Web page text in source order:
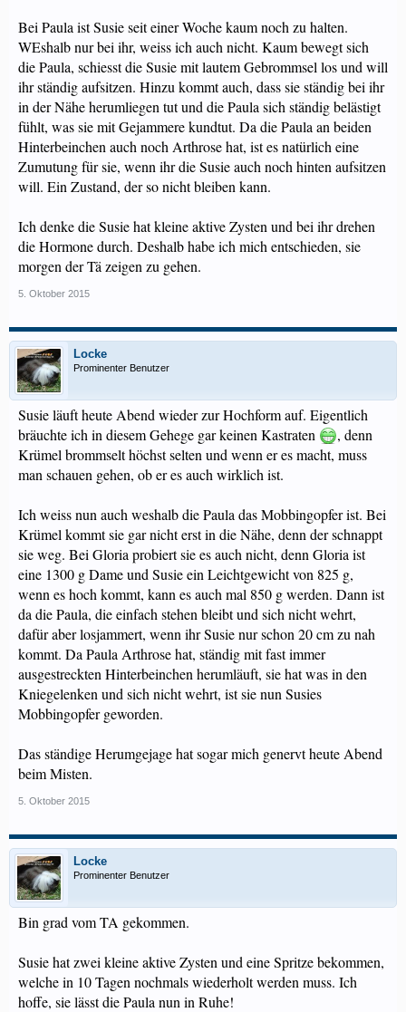
Bei Paula ist Susie seit einer Woche kaum noch zu halten.
WEshalb nur bei ihr, weiss ich auch nicht. Kaum bewegt sich
die Paula, schiesst die Susie mit lautem Gebrommsel los und will
ihr ständig aufsitzen. Hinzu kommt auch, dass sie ständig bei ihr
in der Nähe herumliegen tut und die Paula sich ständig belästigt
fühlt, was sie mit Gejammere kundtut. Da die Paula an beiden
Hinterbeinchen auch noch Arthrose hat, ist es natürlich eine
Zumutung für sie, wenn ihr die Susie auch noch hinten aufsitzen
will. Ein Zustand, der so nicht bleiben kann.
Ich denke die Susie hat kleine aktive Zysten und bei ihr drehen
die Hormone durch. Deshalb habe ich mich entschieden, sie
morgen der Tä zeigen zu gehen.
5. Oktober 2015
Locke
Prominenter Benutzer
Susie läuft heute Abend wieder zur Hochform auf. Eigentlich
bräuchte ich in diesem Gehege gar keinen Kastraten
, denn
Krümel brommselt höchst selten und wenn er es macht, muss
man schauen gehen, ob er es auch wirklich ist.
Ich weiss nun auch weshalb die Paula das Mobbingopfer ist. Bei
Krümel kommt sie gar nicht erst in die Nähe, denn der schnappt
sie weg. Bei Gloria probiert sie es auch nicht, denn Gloria ist
eine 1300 g Dame und Susie ein Leichtgewicht von 825 g,
wenn es hoch kommt, kann es auch mal 850 g werden. Dann ist
da die Paula, die einfach stehen bleibt und sich nicht wehrt,
dafür aber losjammert, wenn ihr Susie nur schon 20 cm zu nah
kommt. Da Paula Arthrose hat, ständig mit fast immer
ausgestreckten Hinterbeinchen herumläuft, sie hat was in den
Kniegelenken und sich nicht wehrt, ist sie nun Susies
Mobbingopfer geworden.
Das ständige Herumgejage hat sogar mich genervt heute Abend
beim Misten.
5. Oktober 2015
Locke
Prominenter Benutzer
Bin grad vom TA gekommen.
Susie hat zwei kleine aktive Zysten und eine Spritze bekommen,
welche in 10 Tagen nochmals wiederholt werden muss. Ich
hoffe, sie lässt die Paula nun in Ruhe!